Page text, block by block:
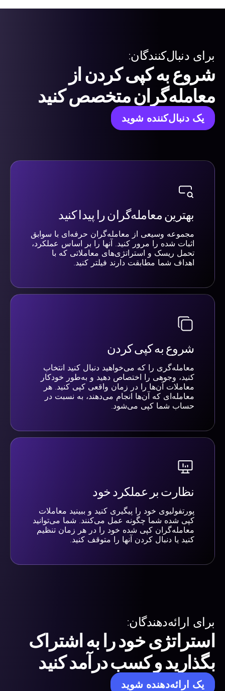
برای دنبال‌کنندگان:
شروع به کپی کردن از
معامله‌گران متخصص کنید
یک دنبال‌کننده شوید
بهترین معامله‌گران را پیدا کنید
مجموعه وسیعی از معامله‌گران حرفه‌ای با سوابق
اثبات شده را مرور کنید. آنها را بر اساس عملکرد،
تحمل ریسک و استراتژی‌های معاملاتی که با
اهداف شما مطابقت دارند فیلتر کنید.
شروع به کپی کردن
معامله‌گری را که می‌خواهید دنبال کنید انتخاب
کنید، وجوهی را اختصاص دهید و به‌طور خودکار
معاملات آن‌ها را در زمان واقعی کپی کنید. هر
معامله‌ای که آن‌ها انجام می‌دهند، به نسبت در
حساب شما کپی می‌شود.
نظارت بر عملکرد خود
پورتفولیوی خود را پیگیری کنید و ببینید معاملات
کپی شده شما چگونه عمل می‌کنند. شما می‌توانید
معامله‌گران کپی شده خود را در هر زمان تنظیم
کنید یا دنبال کردن آنها را متوقف کنید.
برای ارائه‌دهندگان:
استراتژی خود را به اشتراک
بگذارید و کسب درآمد کنید
یک ارائه‌دهنده شوید